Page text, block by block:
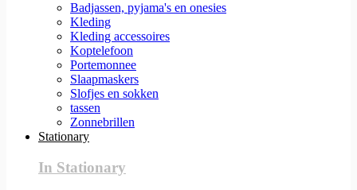
Badjassen, pyjama's en onesies
Kleding
Kleding accessoires
Koptelefoon
Portemonnee
Slaapmaskers
Slofjes en sokken
tassen
Zonnebrillen
Stationary
In Stationary